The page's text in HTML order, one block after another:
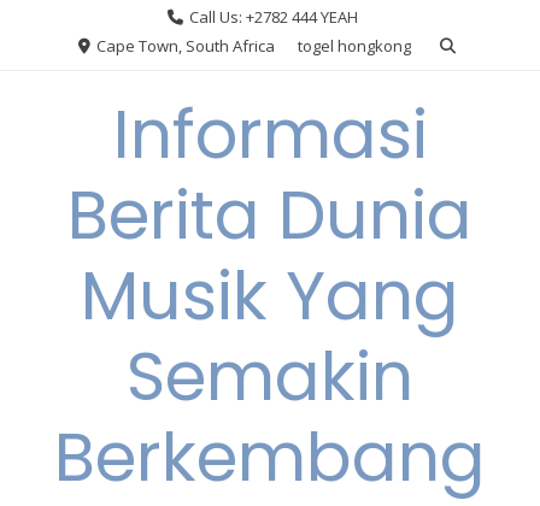
Call Us: +2782 444 YEAH
Cape Town, South Africa
togel hongkong
Informasi
Berita Dunia
Musik Yang
Semakin
Berkembang